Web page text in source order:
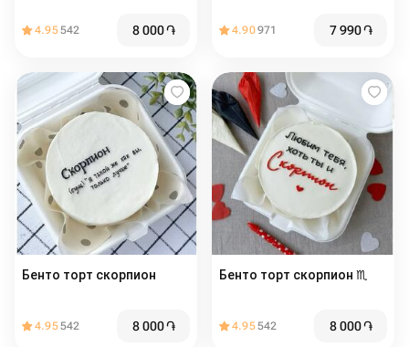
4.95542 8 000֏ 4.90971 7 990֏
Бенто торт скорпион
4.95542 8 000֏
Бенто торт скорпион ♏️
4.95542 8 000֏